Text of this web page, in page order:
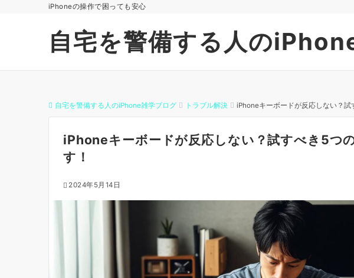
iPhoneの操作で困っても安心
自宅を警備する人の
自宅を警備する人のiPhone雑学ブログ トラブル解決 iPhoneキーボードが反応しない？試
iPhoneキーボードが反応しない？試すべき5つ
す！
2024年5月14日